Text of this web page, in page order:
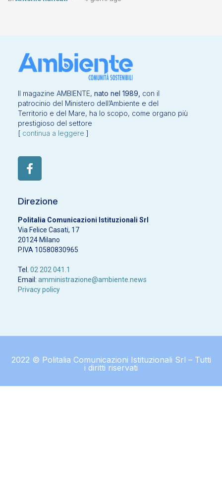
Il magazine AMBIENTE, nato nel 1989, con il
patrocinio del Ministero dell’Ambiente e del
Territorio e del Mare, ha lo scopo, come organo più
prestigioso del settore
[ continua a leggere ]
Direzione
Politalia Comunicazioni Istituzionali Srl
Via Felice Casati, 17
20124 Milano
P.IVA 10580830965
Tel. 02 202 041.1
Email: amministrazione@ambiente.news
Privacy policy
2022 © Politalia Comunicazioni Istituzionali Srl – Tutti
i diritti riservati